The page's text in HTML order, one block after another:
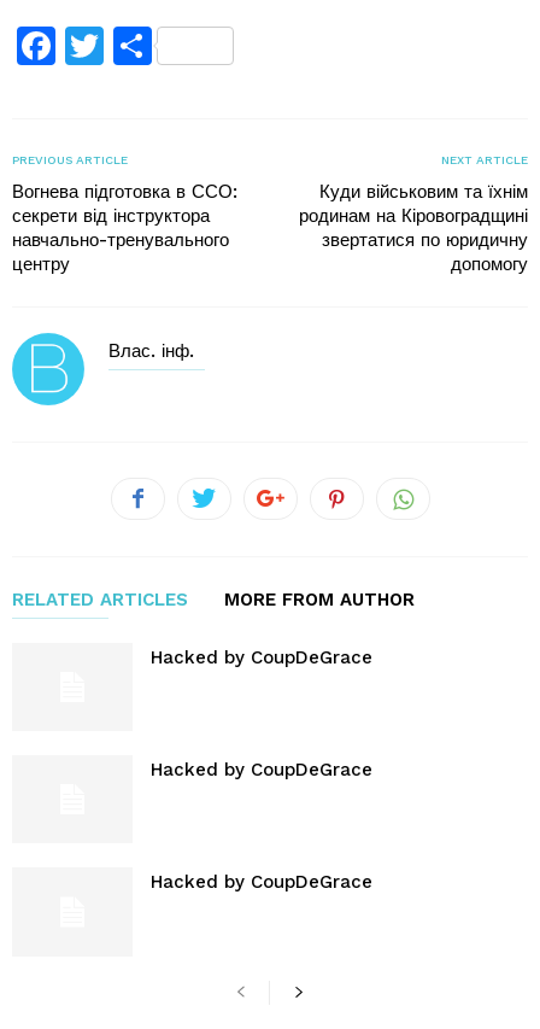
Facebook
TwitterПоділитися
PREVIOUS ARTICLE
Вогнева підготовка в ССО:
секрети від інструктора
навчально-тренувального
центру
NEXT ARTICLE
Куди військовим та їхнім
родинам на Кіровоградщині
звертатися по юридичну
допомогу
Влас. інф.
RELATED ARTICLES MORE FROM AUTHOR
Hacked by CoupDeGrace
Hacked by CoupDeGrace
Hacked by CoupDeGrace